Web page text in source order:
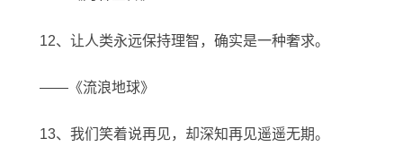
12、让人类永远保持理智，确实是一种奢求。
——《流浪地球》
13、我们笑着说再见，却深知再见遥遥无期。